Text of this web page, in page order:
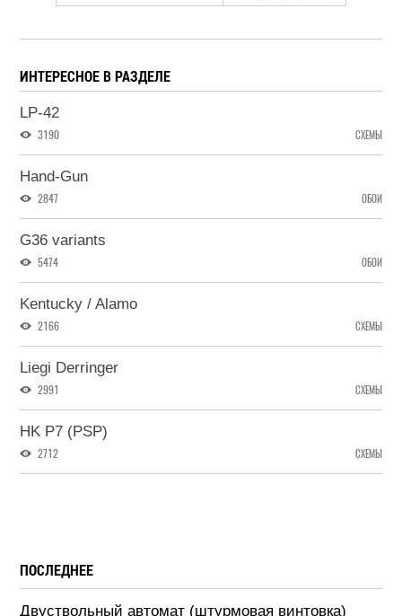
ИНТЕРЕСНОЕ В РАЗДЕЛЕ
LP-42
3190 СХЕМЫ
Hand-Gun
2847 ОБОИ
G36 variants
5474 ОБОИ
Kentucky / Alamo
2166 СХЕМЫ
Liegi Derringer
2991 СХЕМЫ
HK P7 (PSP)
2712 СХЕМЫ
ПОСЛЕДНЕЕ
Двуствольный автомат (штурмовая винтовка)